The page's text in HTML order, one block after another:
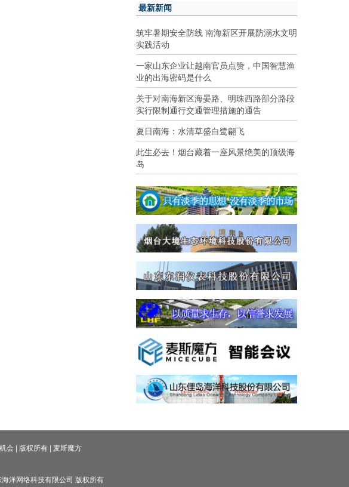
最新新闻
筑牢暑期安全防线 南海新区开展防溺水文明
实践活动
一家山东企业让越南官员点赞，中国智慧渔
业的出海密码是什么
关于对南海新区海晏路、明珠西路部分路段
实行限制通行交通管理措施的通告
夏日南海：水清草盛白鹭翩飞
此生必去！烟台藏着一座风景绝美的顶级海
岛
会| 版权所有| 麦斯魔方
洋网络科技有限公司 版权所有